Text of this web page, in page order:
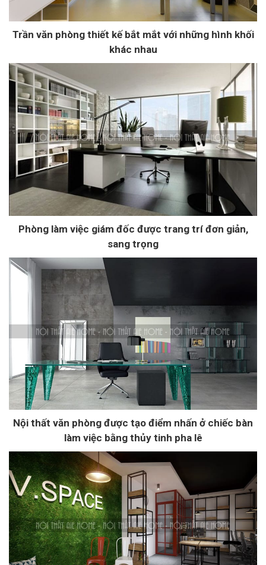
Trần văn phòng thiết kế bắt mắt với những hình khối
khác nhau
Phòng làm việc giám đốc được trang trí đơn giản,
sang trọng
Nội thất văn phòng được tạo điểm nhấn ở chiếc bàn
làm việc bằng thủy tinh pha lê